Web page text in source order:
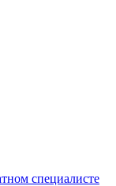
специалисте